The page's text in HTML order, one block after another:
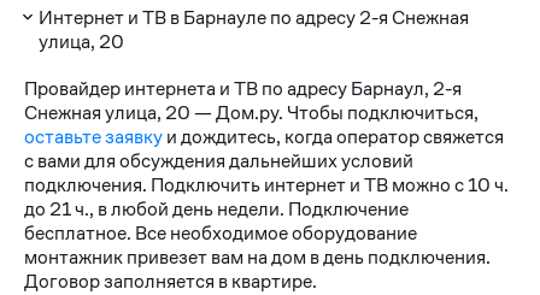
Интернет и ТВ в Барнауле по адресу 2-я Снежная
улица, 20
Провайдер интернета и ТВ по адресу Барнаул, 2-я
Снежная улица, 20 — Дом.ру. Чтобы подключиться,
оставьте заявкуи дождитесь, когда оператор свяжется
с вами для обсуждения дальнейших условий
подключения. Подключить интернет и ТВ можно с 10 ч.
до 21 ч., в любой день недели. Подключение
бесплатное. Все необходимое оборудование
монтажник привезет вам на дом в день подключения.
Договор заполняется в квартире.